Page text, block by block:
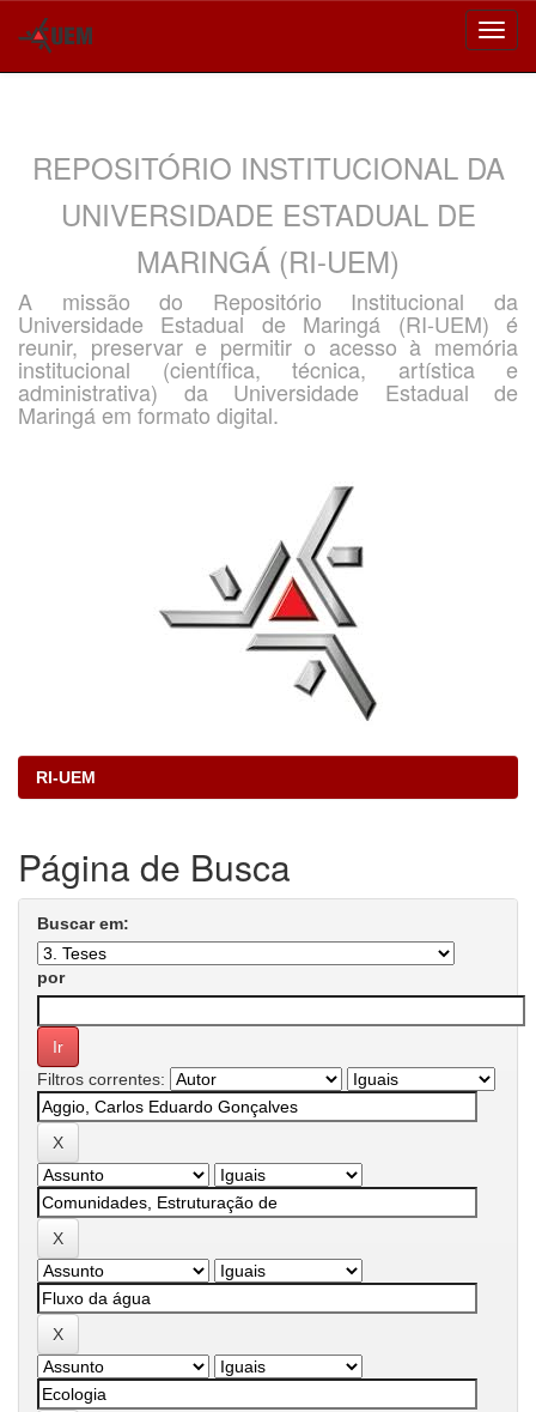
REPOSITÓRIO INSTITUCIONAL DA
UNIVERSIDADE ESTADUAL DE
MARINGÁ (RI-UEM)
A missão do Repositório Institucional da
Universidade Estadual de Maringá (RI-UEM) é
reunir, preservar e permitir o acesso à memória
institucional (científica, técnica, artística e
administrativa) da Universidade Estadual de
Maringá em formato digital.
RI-UEM
Página de Busca
Buscar em:
por
Filtros correntes: